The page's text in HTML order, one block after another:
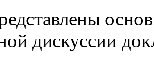
дискуссии